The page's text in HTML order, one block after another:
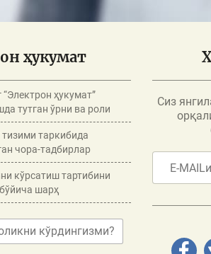
ҳукумат
ҳукумат”
тутган ўрни ва роли
тизими таркибида
чора-тадбирлар
кўрсатиш тартибини
шарҳ
кўрдингизми?
Сиз